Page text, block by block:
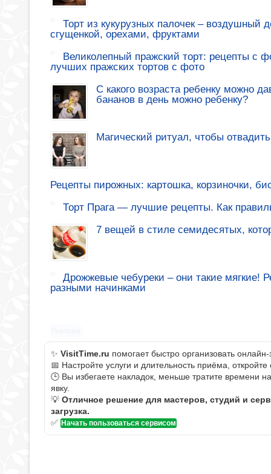
Торт из кукурузных палочек – воздушный
сгущенкой, орехами, фруктами
Великолепный пражский торт: рецепты с
лучших пражских тортов с фото
С какого возраста ребенку можно
бананов в день можно ребенку?
Магический ритуал, чтобы
Рецепты пирожных: картошка, корзиночки,
Торт Прага — лучшие рецепты. Как
7 вещей в стиле семидесятых,
Дрожжевые чебуреки – они такие мягкие!
разными начинками
✨ VisitTime.ru помогает быстро организовать
📅 Настройте услуги и длительность приёма,
🕒 Вы избегаете накладок, меньше тратите времени
явку.
💡 Отличное решение для мастеров, студий и
загрузка.
✅ Начать пользоваться сервисом